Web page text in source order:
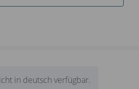
in deutsch verfügbar.